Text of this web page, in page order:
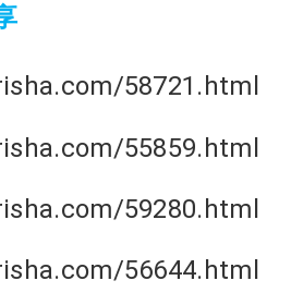
&工具
的作弊模组，
服务器外挂！
期收到一些信息
使用,为了维护游
下声明，规范
58721.html
55859.html
59280.html
56644.html